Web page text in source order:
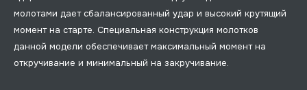
молотами дает сбалансированный удар и высокий крутящий
момент на старте. Специальная конструкция молотков
данной модели обеспечивает максимальный момент на
откручивание и минимальный на закручивание.